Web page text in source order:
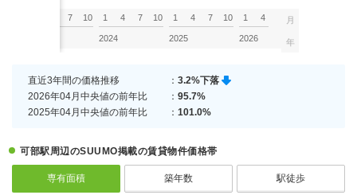
7 10 1 4 7 10
2024
1 4 7 10
2025
1 4
2026
月
年
直近3年間の価格推移 ： 3.2%下落
2026年04月中央値の前年比
： 95.7%
2025年04月中央値の前年比
： 101.0%
可部駅周辺のSUUMO掲載の賃貸物件価格帯
専有面積 築年数 駅徒歩